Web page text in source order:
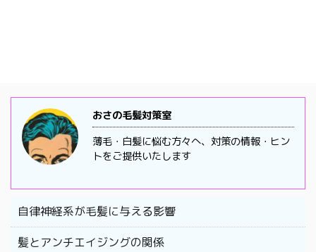
おさの毛髪対策室
薄毛・白髪に悩む方々へ、対策の情報・ヒン
トをご提供いたします
自律神経系が毛髪に与える影響
髪とアンチエイジングの関係